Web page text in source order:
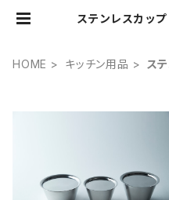
ステンレスカ
HOME キッチン用品 ス